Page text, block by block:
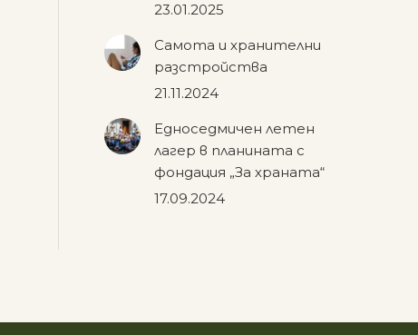
23.01.2025
Самота и хранителни
разстройства
21.11.2024
Едноседмичен летен
лагер в планината с
фондация „За храната“
17.09.2024